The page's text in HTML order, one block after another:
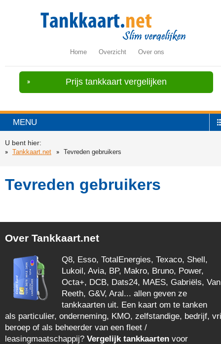
Home Overzicht Over ons
Prijs tankkaart vergelijken
MENU
U bent hier:
Tankkaart.net
Tevreden gebruikers
Tevreden gebruikers
Over Tankkaart.net
Q8, Esso, TotalEnergies, Texaco, Shell,
Lukoil, Avia, BP, Makro, Bruno, Power,
Octa+, DCB, Dats24, MAES, Gabriëls, Van
Reeth, G&V, Aral... allen geven ze
tankkaarten uit. Een kaart om te tanken
als particulier, onderneming, KMO, zelfstandige, bedrijf,
beroep of als beheerder van een fleet /
leasingmaatschappij? Vergelijk tankkaarten voor